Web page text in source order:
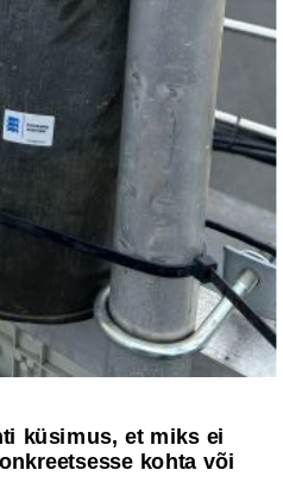
küsimus, et miks ei
kohta või